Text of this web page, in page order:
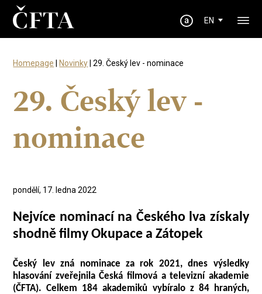
EN
Homepage Novinky | 29. Český lev - nominace
29. Český lev -
nominace
pondělí, 17. ledna 2022
Nejvíce nominací na Českého lva získaly
shodně filmy Okupace a Zátopek
Český lev zná nominace za rok 2021, dnes výsledky
hlasování zveřejnila Česká filmová a televizní akademie
(ČFTA). Celkem 184 akademiků vybíralo z 84 hraných,